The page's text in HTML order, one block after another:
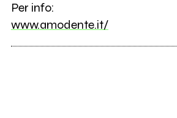
Per info:
www.amodente.it/